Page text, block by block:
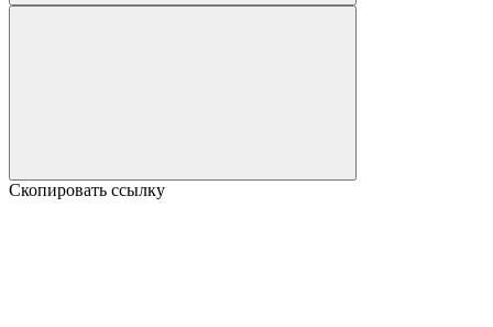
Скопировать ссылку